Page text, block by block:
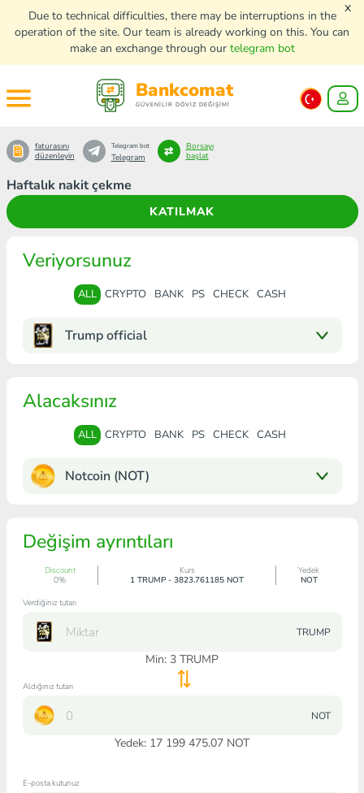
Due to technical difficulties, there may be interruptions in the
operation of the site. Our team is already working on this. You can
make an exchange through our telegram bot
x
Bankcomat
GÜVENİLİR DÖVİZ DEĞİŞİMİ
Haftalık nakit çekme
KATILMAK
faturasını
düzenleyin
Telegram bot
Telegram
Borsayı
başlat
Veriyorsunuz
ALL CRYPTO BANK PS CHECK CASH
Trump official
Alacaksınız
ALL CRYPTO BANK PS CHECK CASH
Notcoin (NOT)
Değişim ayrıntıları
Discount
0%
Kurs
1 TRUMP - 3823.761185 NOT
Yedek
NOT
Verdiğiniz tutarı
TRUMP
Min: 3 TRUMP
Aldığınız tutarı
NOT
Yedek: 17 199 475.07 NOT
E-posta kutunuz